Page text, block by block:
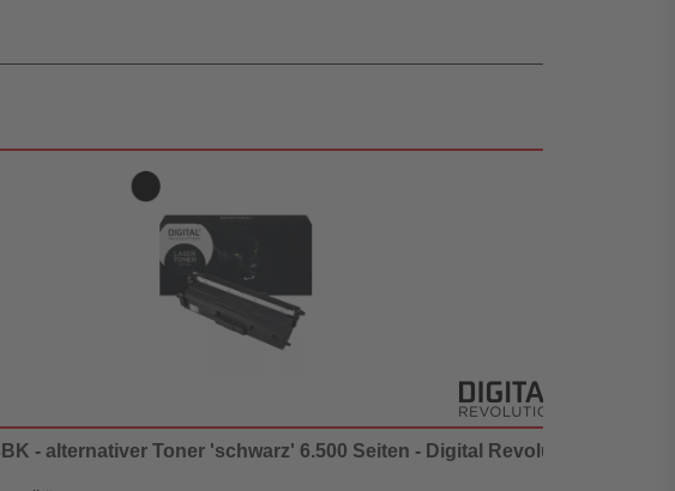
- alternativer Toner 'schwarz' 6.500 Seiten - Digital Revolution